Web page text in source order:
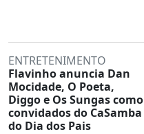
ENTRETENIMENTO
Flavinho anuncia Dan
Mocidade, O Poeta,
Diggo e Os Sungas como
convidados do CaSamba
do Dia dos Pais